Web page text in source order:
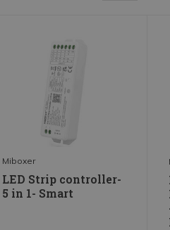
Miboxer
LED Strip controller-
5 in 1- Smart